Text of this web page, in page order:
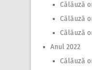
Călăuză
Călăuză
Călăuză
Anul 2022
Călăuză